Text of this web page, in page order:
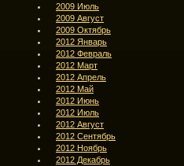
2009 Июль
2009 Август
2009 Октябрь
2012 Январь
2012 Февраль
2012 Март
2012 Апрель
2012 Май
2012 Июнь
2012 Июль
2012 Август
2012 Сентябрь
2012 Ноябрь
2012 Декабрь